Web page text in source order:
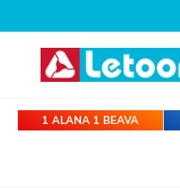
1 ALANA 1 BEAVA